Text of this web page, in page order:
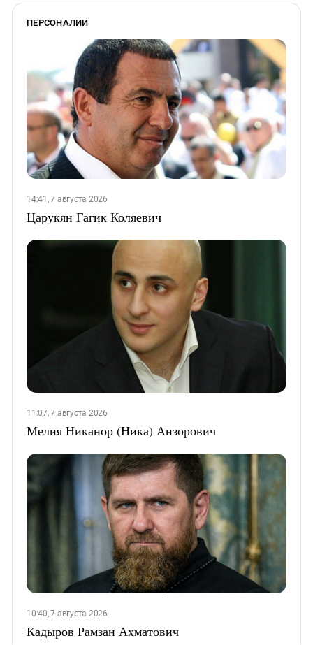
ПЕРСОНАЛИИ
14:41, 7 августа 2026
Царукян Гагик Коляевич
11:07, 7 августа 2026
Мелия Никанор (Ника) Анзорович
10:40, 7 августа 2026
Кадыров Рамзан Ахматович